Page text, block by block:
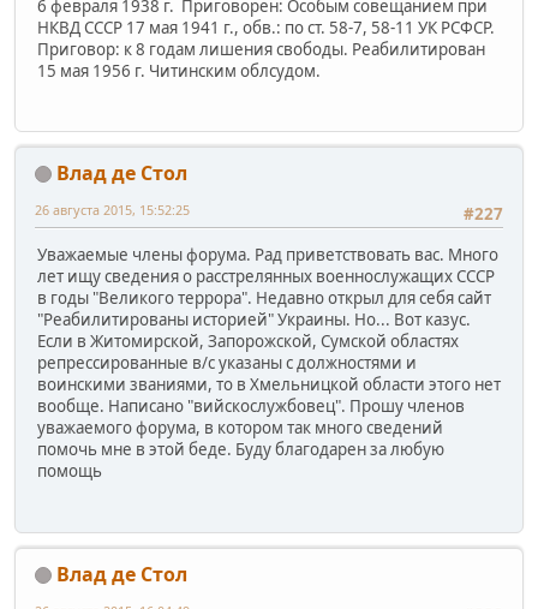
6 февраля 1938 г. Приговорен: Особым совещанием при
НКВД СССР 17 мая 1941 г., обв.: по ст. 58-7, 58-11 УК РСФСР.
Приговор: к 8 годам лишения свободы. Реабилитирован
15 мая 1956 г. Читинским облсудом.
Влад де Стол
#227
26 августа 2015, 15:52:25
Уважаемые члены форума. Рад приветствовать вас. Много
лет ищу сведения о расстрелянных военнослужащих СССР
в годы "Великого террора". Недавно открыл для себя сайт
"Реабилитированы историей" Украины. Но... Вот казус.
Если в Житомирской, Запорожской, Сумской областях
репрессированные в/с указаны с должностями и
воинскими званиями, то в Хмельницкой области этого нет
вообще. Написано "вийскослужбовец". Прошу членов
уважаемого форума, в котором так много сведений
помочь мне в этой беде. Буду благодарен за любую
помощь
Влад де Стол